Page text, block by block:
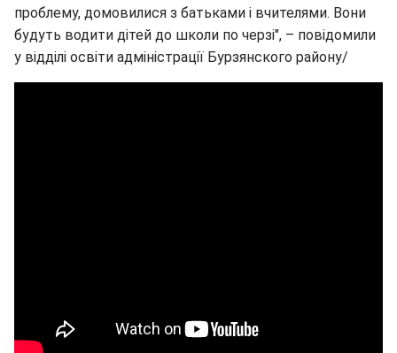
проблему, домовилися з батьками і вчителями. Вони
будуть водити дітей до школи по черзі", – повідомили
у відділі освіти адміністрації Бурзянского району/